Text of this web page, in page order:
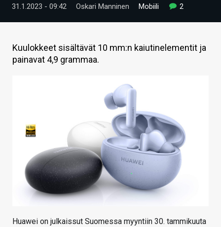
TECHBBS
HINTA.FI
KAUPPA
HAKU
31.1.2023 - 09:42 Oskari Manninen Mobiili 2
Kuulokkeet sisältävät 10 mm:n kaiutinelementit ja
painavat 4,9 grammaa.
Huawei on julkaissut Suomessa myyntiin 30. tammikuuta